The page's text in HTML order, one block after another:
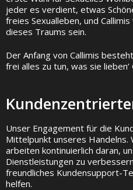
jeder es verdient, etwas
freies Sexualleben, und
dieses Traums sein.
Der Anfang von Callimis
frei alles zu tun, was sie lieben’
Unser Engagement für die
Mittelpunkt unseres Handelns.
arbeiten kontinuierlich daran,
Dienstleistungen zu
freundliches Kundensupport-
helfen.